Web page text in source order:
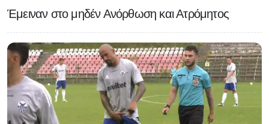
Έμειναν στο μηδέν Ανόρθωση και Ατρόμητος